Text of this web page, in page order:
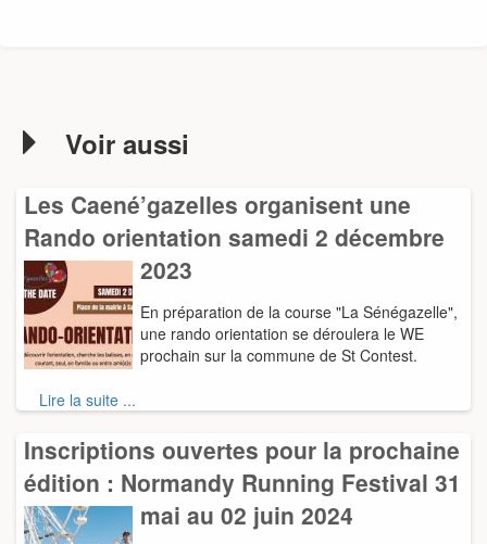
Voir aussi
Les Caené’gazelles organisent une
Rando orientation samedi 2 décembre
2023
En préparation de la course "La Sénégazelle",
une rando orientation se déroulera le WE
prochain sur la commune de St Contest.
Lire la suite ...
Inscriptions ouvertes pour la prochaine
édition : Normandy Running Festival 31
mai au 02 juin 2024